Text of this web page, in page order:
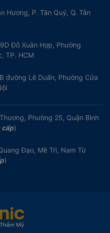
Hương, P. Tân Quý, Q. Tân
Đỗ Xuân Hợp, Phường
TP. HCM
đường Lê Duẩn, Phường Cửa
Phường 25, Quận Bình
cấp)
Đạo, Mễ Trì, Nam Từ
)